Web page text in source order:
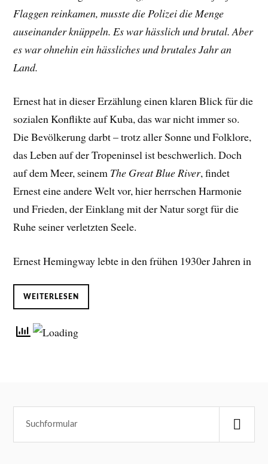
Flaggen reinkamen, musste die Polizei die Menge
auseinander knüppeln. Es war hässlich und brutal. Aber
es war ohnehin ein hässliches und brutales Jahr an
Land.
Ernest hat in dieser Erzählung einen klaren Blick für die
sozialen Konflikte auf Kuba, das war nicht immer so.
Die Bevölkerung darbt – trotz aller Sonne und Folklore,
das Leben auf der Tropeninsel ist beschwerlich. Doch
auf dem Meer, seinem The Great Blue River, findet
Ernest eine andere Welt vor, hier herrschen Harmonie
und Frieden, der Einklang mit der Natur sorgt für die
Ruhe seiner verletzten Seele.
Ernest Hemingway lebte in den frühen 1930er Jahren in
WEITERLESEN